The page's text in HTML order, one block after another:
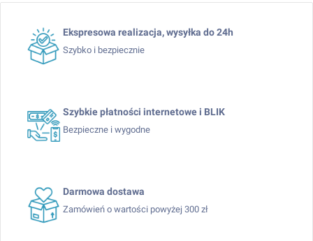
Ekspresowa realizacja, wysyłka do 24h
Szybko i bezpiecznie
Szybkie płatności internetowe i BLIK
Bezpieczne i wygodne
Darmowa dostawa
Zamówień o wartości powyżej 300 zł